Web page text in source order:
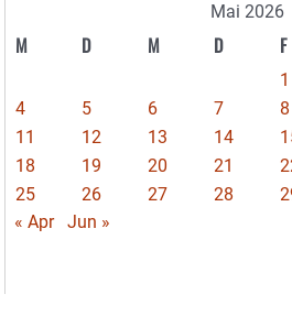
Mai 2026
M D M D F
1
4
5 6 7 8
11
12 13 14
18
19 20 21
25
26 27 28
« Apr
Jun »